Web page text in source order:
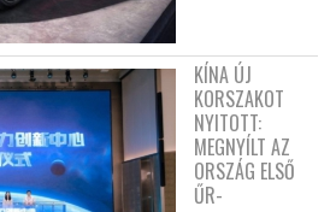
KÍNA ÚJ
KORSZAKOT
NYITOTT:
MEGNYÍLT AZ
ORSZÁG ELSŐ
ŰR-